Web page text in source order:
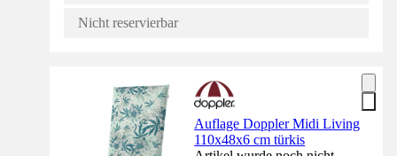
Nicht reservierbar
Auflage Doppler Midi Living
110x48x6 cm türkis